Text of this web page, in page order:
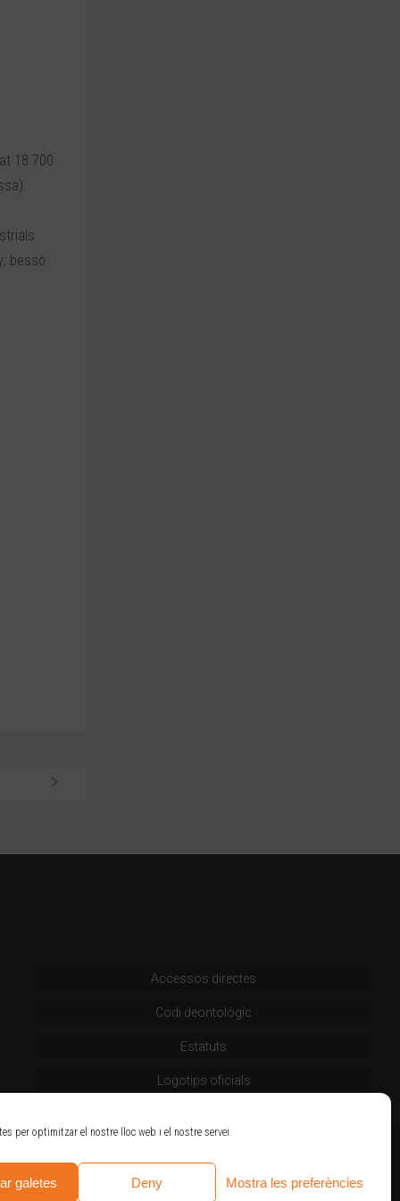
per optimitzar el nostre lloc web i el nostre servei.
galetes Deny Mostra les preferències
18.700
bessó
Accessos directes
Codi deontològic
Estatuts
Logotips oficials